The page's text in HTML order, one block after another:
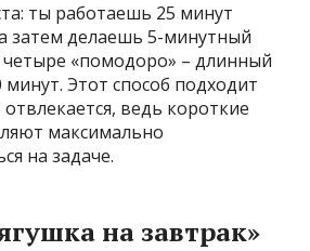
ты работаешь 25 минут
затем делаешь 5-минутный
«помодоро» – длинный
Этот способ подходит
отвлекается, ведь короткие
максимально
на задаче.
на завтрак»